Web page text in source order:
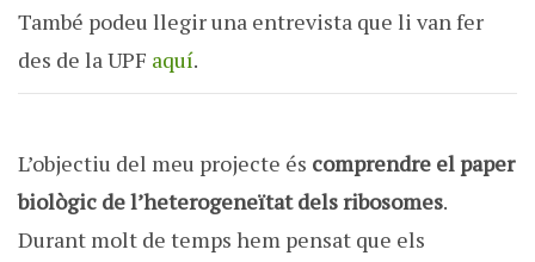
També podeu llegir una entrevista que li van fer
des de la UPF aquí.
L’objectiu del meu projecte és comprendre el paper
biològic de l’heterogeneïtat dels ribosomes.
Durant molt de temps hem pensat que els